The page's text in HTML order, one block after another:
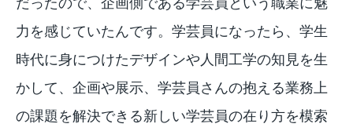
力を感じていたんです。学芸員になったら、学生
時代に身につけたデザインや人間工学の知見を生
かして、企画や展示、学芸員さんの抱える業務上
の課題を解決できる新しい学芸員の在り方を模索